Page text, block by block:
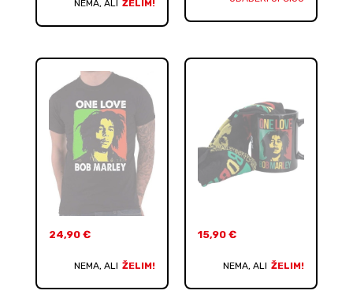
NEMA, ALI ŽELIM!
24,90 €
NEMA, ALI ŽELIM!
15,90 €
NEMA, ALI ŽELIM!